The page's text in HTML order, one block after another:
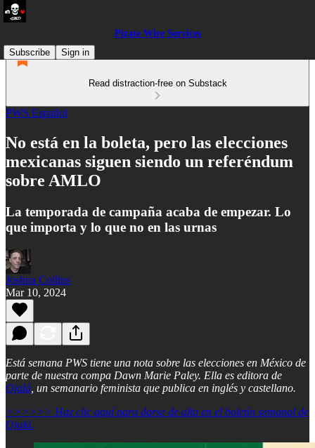
Pirate Wire Services
Subscribe
Sign in
Read distraction-free on Substack
PWS Español
No está en la boleta, pero las elecciones
mexicanas siguen siendo un referéndum
sobre AMLO
La temporada de campaña acaba de empezar. Lo
que importa y lo que no en las urnas
Joshua Collins
Mar 10, 2024
Está semana PWS tiene una nota sobre las elecciones en México de
parte de nuestra compa Dawn Marie Paley. Ella es editora de
Ojalá , un semanario feminista que publica en inglés y castellano.
>>>>>> Haz clic aquí para darse de alta en el boletín semanal de
Ojalá.